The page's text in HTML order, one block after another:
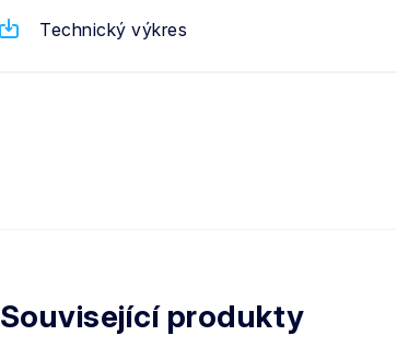
Technický výkres
Související produkty